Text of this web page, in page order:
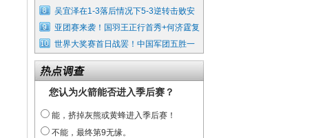
吴宜泽在1-3落后情况下5-3逆转击败安
亚团赛来袭！国羽王正行首秀+何济霆复
世界大奖赛首日战罢！中国军团五胜一
您认为火箭能否进入季后赛？
能，挤掉灰熊或黄蜂进入季后赛！
不能，最终第9无缘。